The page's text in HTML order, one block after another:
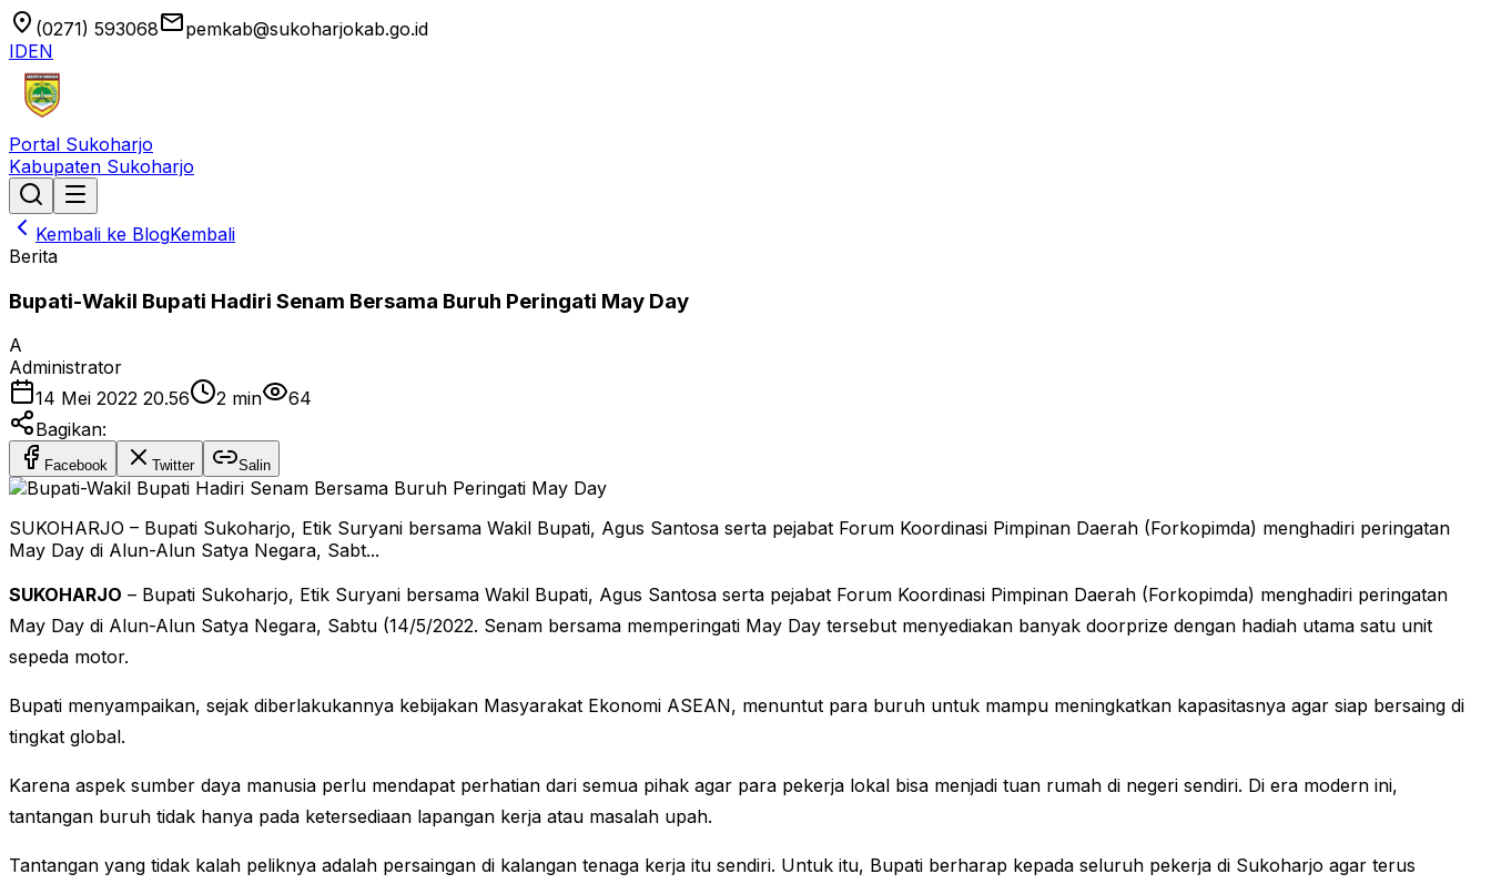
location_on (0271) 593068emailpemkab@sukoharjokab.go.id
IDEN
Portal Sukoharjo
Kabupaten Sukoharjo
Kembali ke BlogKembali
Berita
Bupati-Wakil Bupati Hadiri Senam Bersama Buruh Peringati May Day
A
Administrator
14 Mei 2022 20.56
2 min
64
Bagikan:
Facebook Twitter Salin
SUKOHARJO – Bupati Sukoharjo, Etik Suryani bersama Wakil Bupati, Agus Santosa serta pejabat Forum Koordinasi Pimpinan Daerah (Forkopimda) menghadiri peringatan
May Day di Alun-Alun Satya Negara, Sabt...
SUKOHARJO – Bupati Sukoharjo, Etik Suryani bersama Wakil Bupati, Agus Santosa serta pejabat Forum Koordinasi Pimpinan Daerah (Forkopimda) menghadiri peringatan
May Day di Alun-Alun Satya Negara, Sabtu (14/5/2022. Senam bersama memperingati May Day tersebut menyediakan banyak doorprize dengan hadiah utama satu unit
sepeda motor.
Bupati menyampaikan, sejak diberlakukannya kebijakan Masyarakat Ekonomi ASEAN, menuntut para buruh untuk mampu meningkatkan kapasitasnya agar siap bersaing di
tingkat global.
Karena aspek sumber daya manusia perlu mendapat perhatian dari semua pihak agar para pekerja lokal bisa menjadi tuan rumah di negeri sendiri. Di era modern ini,
tantangan buruh tidak hanya pada ketersediaan lapangan kerja atau masalah upah.
Tantangan yang tidak kalah peliknya adalah persaingan di kalangan tenaga kerja itu sendiri. Untuk itu, Bupati berharap kepada seluruh pekerja di Sukoharjo agar terus